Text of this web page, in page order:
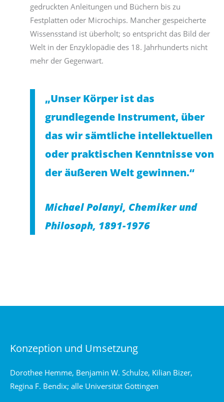
gedruckten Anleitungen und Büchern bis zu
Festplatten oder Microchips. Mancher gespeicherte
Wissensstand ist überholt; so entspricht das Bild der
Welt in der Enzyklopädie des 18. Jahrhunderts nicht
mehr der Gegenwart.
„Unser Körper ist das
grundlegende Instrument, über
das wir sämtliche intellektuellen
oder praktischen Kenntnisse von
der äußeren Welt gewinnen.“
Michael Polanyi, Chemiker und
Philosoph, 1891-1976
Konzeption und Umsetzung
Dorothee Hemme, Benjamin W. Schulze, Kilian Bizer,
Regina F. Bendix; alle Universität Göttingen